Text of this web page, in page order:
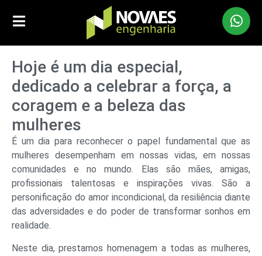
Hoje é um dia especial,
dedicado a celebrar a força, a
coragem e a beleza das
mulheres
É um dia para reconhecer o papel fundamental que as
mulheres desempenham em nossas vidas, em nossas
comunidades e no mundo. Elas são mães, amigas,
profissionais talentosas e inspirações vivas. São a
personificação do amor incondicional, da resiliência diante
das adversidades e do poder de transformar sonhos em
realidade.
Neste dia, prestamos homenagem a todas as mulheres,